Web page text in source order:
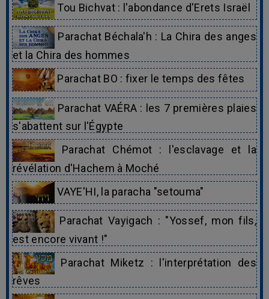
Tou Bichvat : l'abondance d'Erets Israël
Parachat Béchala'h : La Chira des anges
et la Chira des hommes
Parachat BO : fixer le temps des fêtes
Parachat VAÉRA : les 7 premières plaies
s'abattent sur l'Égypte
Parachat Chémot : l'esclavage et la
révélation d'Hachem à Moché
VAYE'HI, la paracha "setouma"
Parachat Vayigach : "Yossef, mon fils,
est encore vivant !"
Parachat Miketz : l'interprétation des
rêves